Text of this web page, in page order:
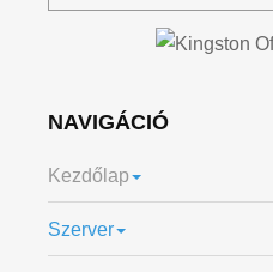
NAVIGÁCIÓ
Kezdőlap
Szerver